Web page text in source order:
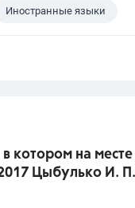
Иностранные языки
котором на
Цыбулько И.